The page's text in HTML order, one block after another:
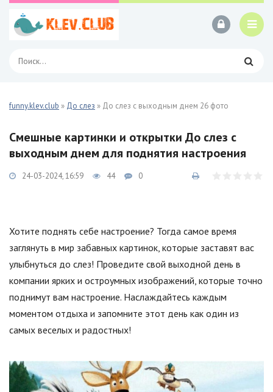
funny.klev.club » До слез » До слез с выходным днем 26 фото
Смешные картинки и открытки До слез с
выходным днем для поднятия настроения
24-03-2024, 16:59 44 0
Хотите поднять себе настроение? Тогда самое время
заглянуть в мир забавных картинок, которые заставят вас
улыбнуться до слез! Проведите свой выходной день в
компании ярких и остроумных изображений, которые точно
поднимут вам настроение. Наслаждайтесь каждым
моментом отдыха и запомните этот день как один из
самых веселых и радостных!